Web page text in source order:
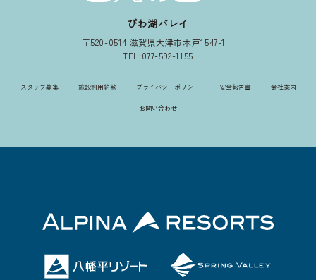
びわ湖バレイ
〒520-0514 滋賀県大津市木戸1547-1
TEL:077-592-1155
スタッフ募集 施設利用約款 プライバシーポリシー 安全報告書 会社案内
お問い合わせ